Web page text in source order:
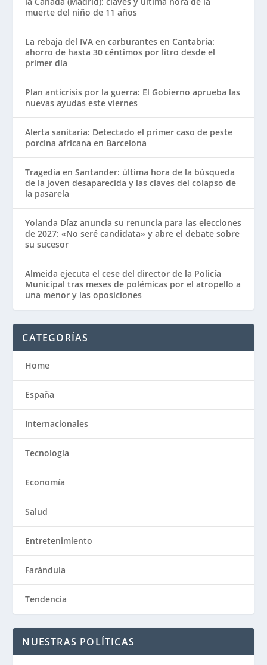
muerte del niño de 11 años
La rebaja del IVA en carburantes en Cantabria:
ahorro de hasta 30 céntimos por litro desde el
primer día
Plan anticrisis por la guerra: El Gobierno aprueba las
nuevas ayudas este viernes
Alerta sanitaria: Detectado el primer caso de peste
porcina africana en Barcelona
Tragedia en Santander: última hora de la búsqueda
de la joven desaparecida y las claves del colapso de
la pasarela
Yolanda Díaz anuncia su renuncia para las elecciones
de 2027: «No seré candidata» y abre el debate sobre
su sucesor
Almeida ejecuta el cese del director de la Policía
Municipal tras meses de polémicas por el atropello a
una menor y las oposiciones
CATEGORÍAS
Home
España
Internacionales
Tecnología
Economía
Salud
Entretenimiento
Farándula
Tendencia
NUESTRAS POLÍTICAS